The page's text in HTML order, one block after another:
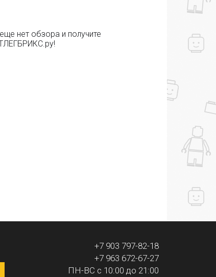
нет обзора и получите
+7 903 797-82-18
+7 963 672-67-27
ПН-ВС с 10:00 до 21:00